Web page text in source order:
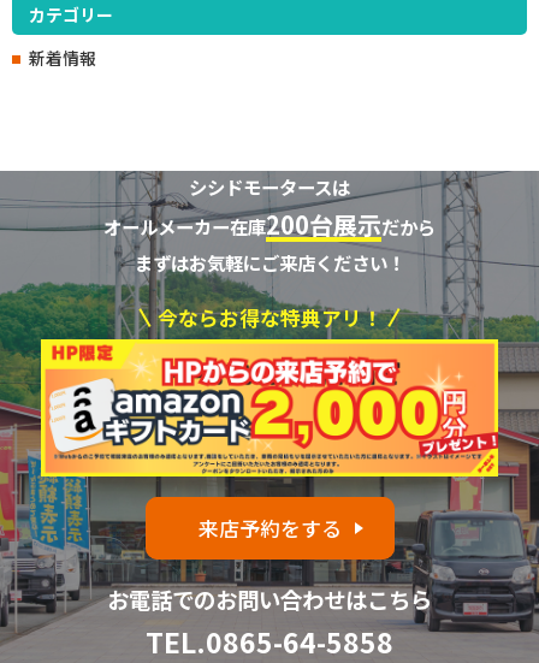
カテゴリー
新着情報
シシドモータースは
オールメーカー在庫200台展示だから
まずはお気軽にご来店ください！
今ならお得な特典アリ！
来店予約をする
お電話でのお問い合わせはこちら
TEL.0865-64-5858